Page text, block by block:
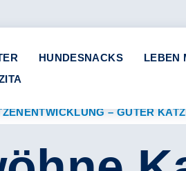
HUNDESNACKS LEBEN
– GUTER